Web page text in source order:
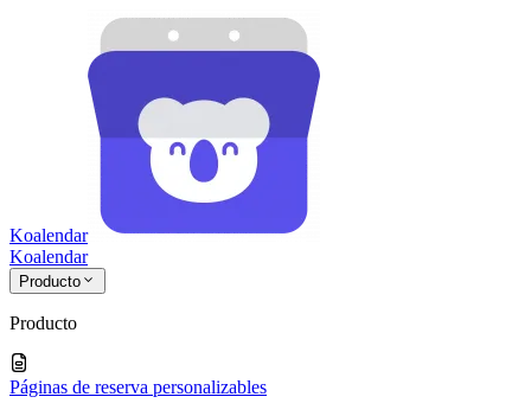
Koalendar
Koalendar
Producto
Producto
Páginas de reserva personalizables